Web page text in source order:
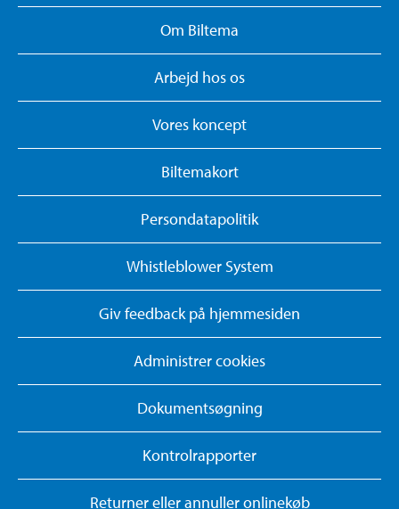
Om Biltema
Arbejd hos os
Vores koncept
Biltemakort
Persondatapolitik
Whistleblower System
Giv feedback på hjemmesiden
Administrer cookies
Dokumentsøgning
Kontrolrapporter
Returner eller annuller onlinekøb